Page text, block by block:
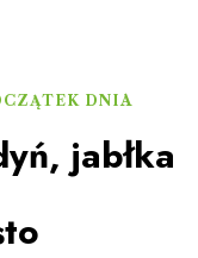
DNIA
jabłka